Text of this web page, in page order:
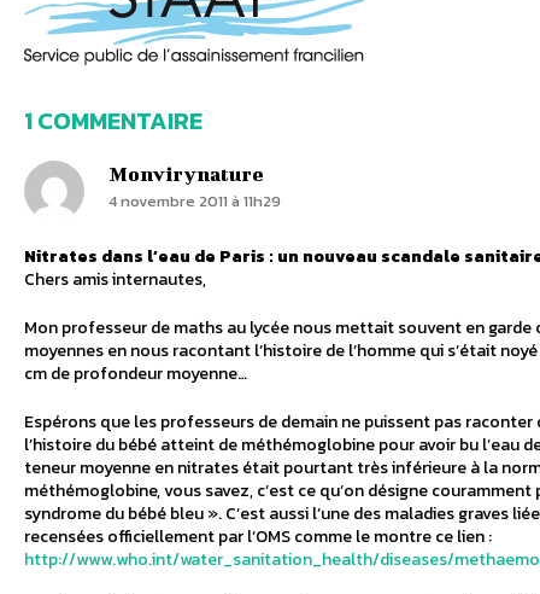
1 COMMENTAIRE
Monvirynature
4 novembre 2011 à 11h29
Nitrates dans l’eau de Paris : un nouveau scandale
Chers amis internautes,
Mon professeur de maths au lycée nous mettait souvent en garde
moyennes en nous racontant l’histoire de l’homme qui s’était noyé
cm de profondeur moyenne…
Espérons que les professeurs de demain ne puissent pas
l’histoire du bébé atteint de méthémoglobine pour avoir bu l’eau
teneur moyenne en nitrates était pourtant très inférieure à la
méthémoglobine, vous savez, c’est ce qu’on désigne couramment
syndrome du bébé bleu ». C’est aussi l’une des maladies graves
recensées officiellement par l’OMS comme le montre ce lien :
http://www.who.int/water_sanitation_health/diseases/